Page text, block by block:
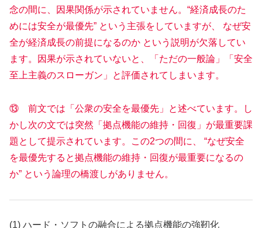
念の間に、因果関係が示されていません。“経済成長のた
めには安全が最優先” という主張をしていますが、 なぜ安
全が経済成長の前提になるのか という説明が欠落してい
ます。因果が示されていないと、「ただの一般論」「安全
至上主義のスローガン」と評価されてしまいます。
⑬ 前文では「公衆の安全を最優先」と述べています。し
かし次の文では突然「拠点機能の維持・回復」が最重要課
題として提示されています。この2つの間に、 “なぜ安全
を最優先すると拠点機能の維持・回復が最重要になるの
か” という論理の橋渡しがありません。
(1) ハード・ソフトの融合による拠点機能の強靭化